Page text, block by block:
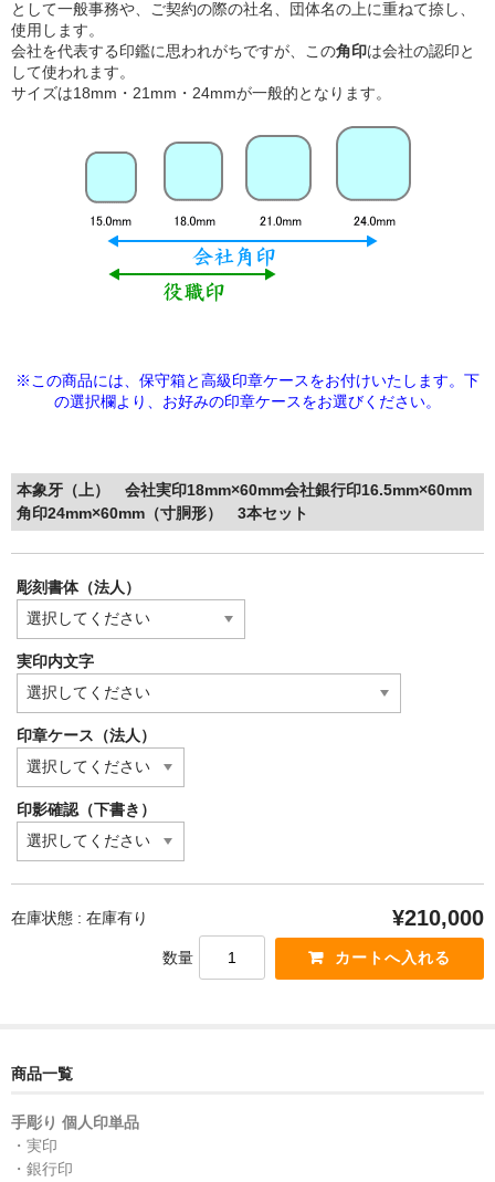
として一般事務や、ご契約の際の社名、団体名の上に重ねて捺し、
使用します。
会社を代表する印鑑に思われがちですが、この角印は会社の認印と
して使われます。
サイズは18mm・21mm・24mmが一般的となります。
※この商品には、保守箱と高級印章ケースをお付けいたします。下
の選択欄より、 お好みの印章ケースをお選びください。
本象牙（上） 会社実印18mm×60mm会社銀行印16.5mm×60mm
角印24mm×60mm（寸胴形） 3本セット
彫刻書体（法人）
実印内文字
印章ケース（法人）
印影確認（下書き）
在庫状態 : 在庫有り ¥210,000
数量
商品一覧
手彫り 個人印単品
・実印
・銀行印